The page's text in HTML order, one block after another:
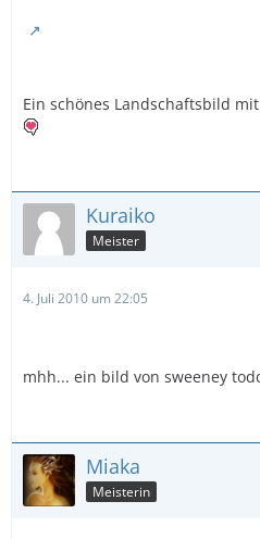
Ein schönes Landschaftsbild
Kuraiko
Meister
4. Juli 2010 um 22:05
mhh... ein bild von sweeney
Miaka
Meisterin